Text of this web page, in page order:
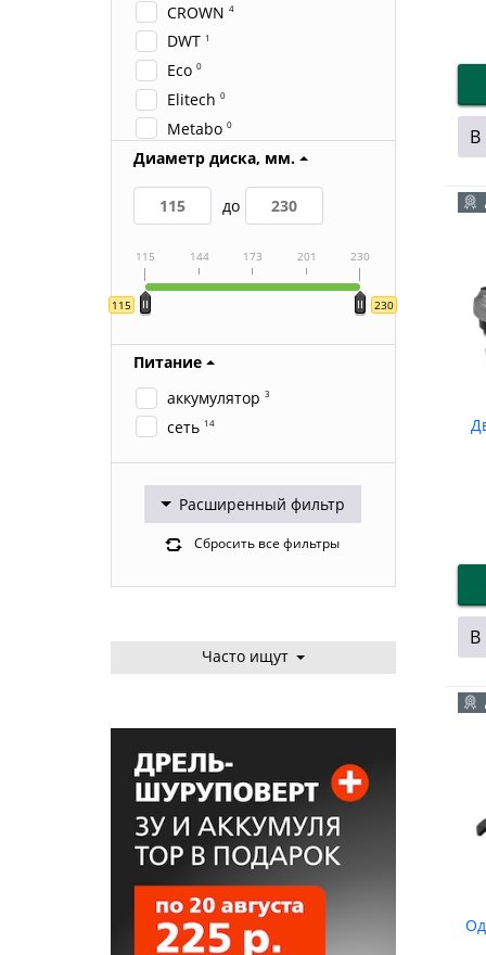
CROWN 4
DWT 1
Eco 0
Elitech 0
Metabo 0
Фиолент5
Диаметр диска, мм.
до
115 230
115 144 173 201 230
Питание
аккумулятор 3
сеть 14
Расширенный фильтр
Сбросить все фильтры
Часто ищут
В
В